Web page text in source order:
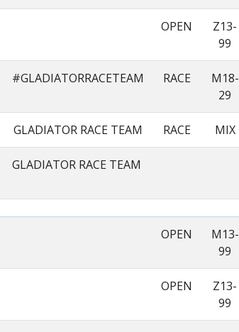
OPEN
Z13-
99
#GLADIATORRACETEAM RACE
M18-
29
GLADIATOR RACE TEAM RACE MIX
GLADIATOR RACE TEAM
OPEN
M13-
99
OPEN
Z13-
99